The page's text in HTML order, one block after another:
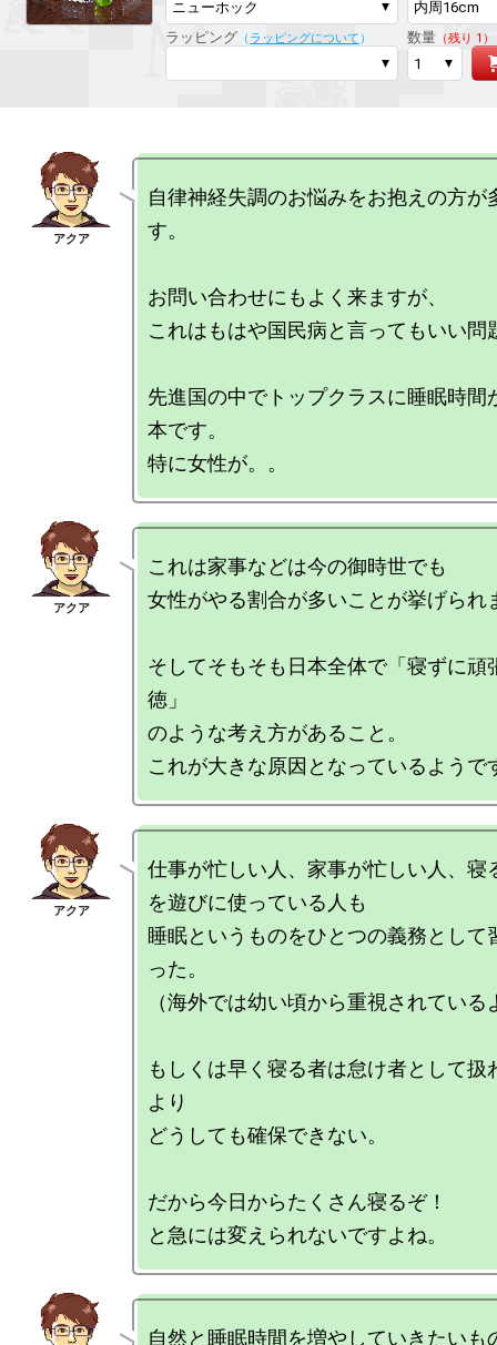
ラッピング （ ラッピングについて ） 数量（残り 1）
自律神経失調のお悩みをお抱えの方が
す。
お問い合わせにもよく来ますが、
これはもはや国民病と言ってもいい問
先進国の中でトップクラスに睡眠時間
本です。
これは家事などは今の御時世でも
女性がやる割合が多いことが挙げられ
そしてそもそも日本全体で「寝ずに頑
徳」
のような考え方があること。
仕事が忙しい人、家事が忙しい人、寝
を遊びに使っている人も
睡眠というものをひとつの義務として
った。
（海外では幼い頃から重視されている
もしくは早く寝る者は怠け者として扱
より
どうしても確保できない。
だから今日からたくさん寝るぞ！
自然と睡眠時間を増やしていきたいも